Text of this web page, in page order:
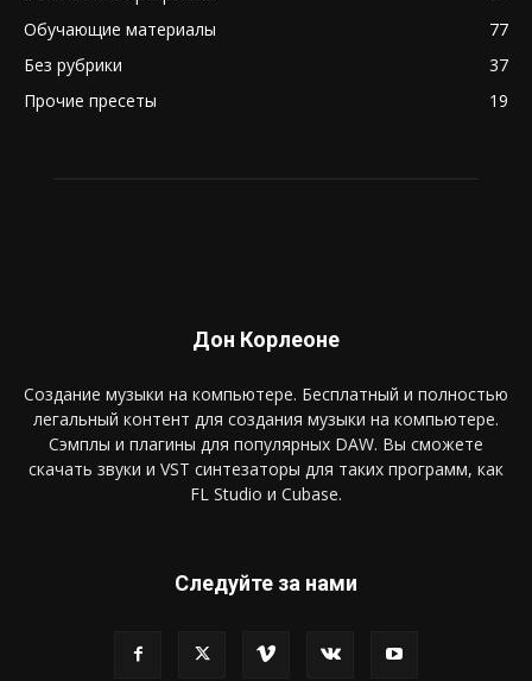
Обучающие материалы
77
Без рубрики
37
Прочие пресеты
19
Дон Корлеоне
Создание музыки на компьютере. Бесплатный и полностью
легальный контент для создания музыки на компьютере.
Сэмплы и плагины для популярных DAW. Вы сможете
скачать звуки и VST синтезаторы для таких программ, как
FL Studio и Cubase.
Следуйте за нами